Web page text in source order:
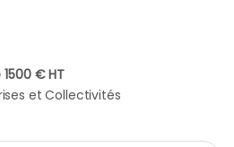
€ HT
et Collectivités